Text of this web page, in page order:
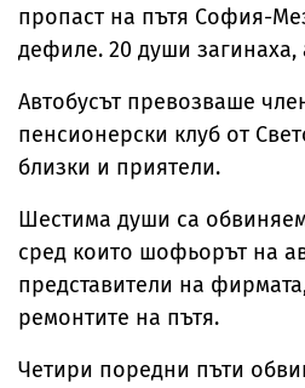
пропаст на пътя София-
дефиле. 20 души загинаха,
Автобусът превозваше
пенсионерски клуб от
близки и приятели.
Шестима души са
сред които шофьорът на
представители на
ремонтите на пътя.
Четири поредни пъти